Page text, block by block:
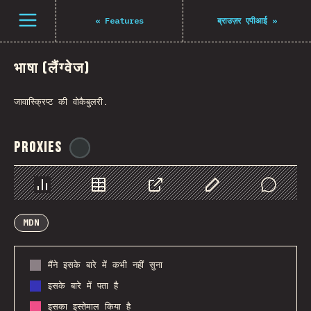
Open menu « Features ब्राउज़र एपीआई»
भाषा (लैंग्वेज)
जावास्क्रिप्ट की वोकैबुलरी.
Proxies
Chart Data Share Customize Data
Comments
MDN
मैंने इसके बारे में कभी नहीं सुना
इसके बारे में पता है
इसका इस्तेमाल किया है